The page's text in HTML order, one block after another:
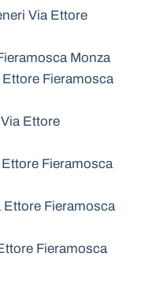
Via Ettore
Monza
Fieramosca
Ettore
Fieramosca
Ettore Fieramosca
Fieramosca